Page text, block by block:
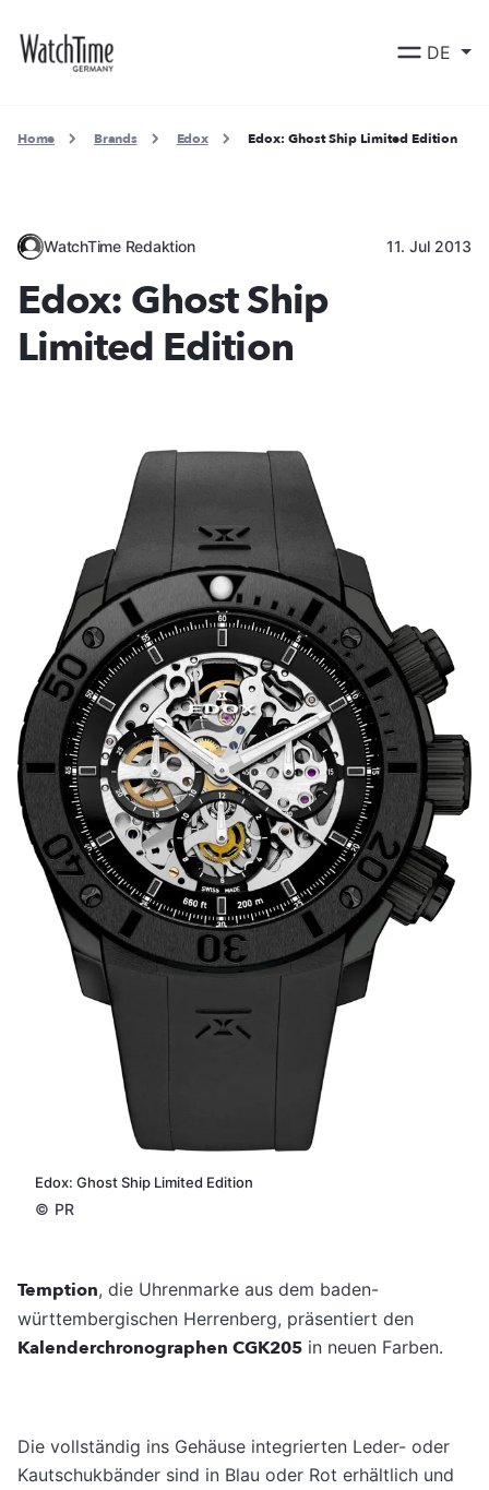
DE
Home Brands Edox Edox: Ghost Ship Limited Edition
WatchTime Redaktion 11. Jul 2013
Edox: Ghost Ship
Limited Edition
Edox: Ghost Ship Limited Edition
© PR
Temption, die Uhrenmarke aus dem baden-
württembergischen Herrenberg, präsentiert den
Kalenderchronographen CGK205 in neuen Farben.
Die vollständig ins Gehäuse integrierten Leder- oder
Kautschukbänder sind in Blau oder Rot erhältlich und